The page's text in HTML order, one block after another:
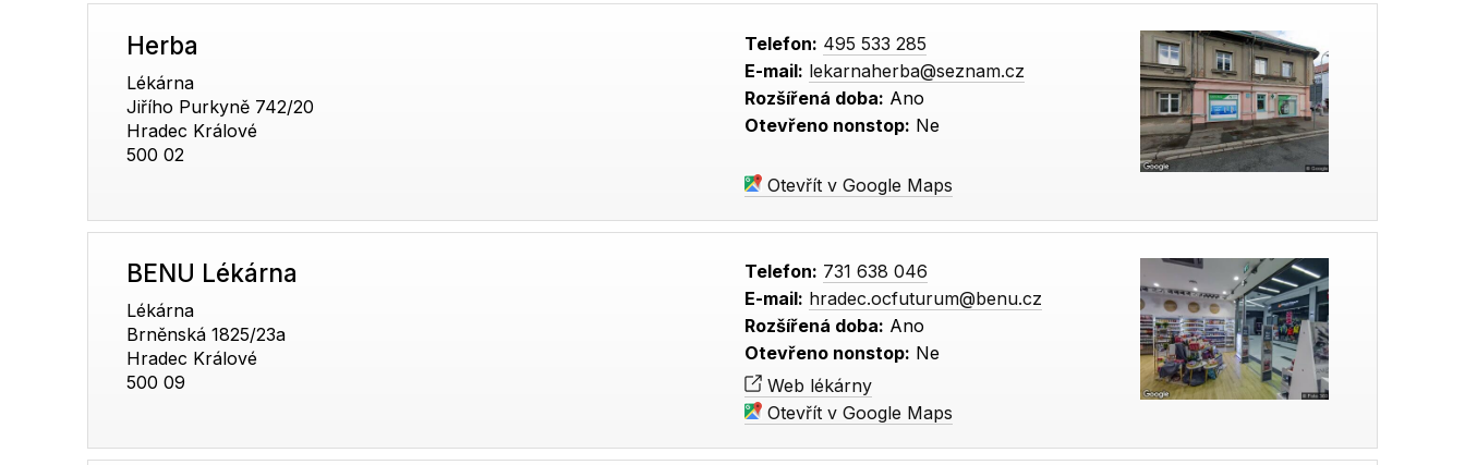
Herba
Lékárna
Jiřího Purkyně 742/20
Hradec Králové
500 02
Telefon: 495 533 285
E-mail: lekarnaherba@seznam.cz
Rozšířená doba: Ano
Otevřeno nonstop: Ne
Otevřít v Google Maps
BENU Lékárna
Lékárna
Brněnská 1825/23a
Hradec Králové
500 09
Telefon: 731 638 046
E-mail: hradec.ocfuturum@benu.cz
Rozšířená doba: Ano
Otevřeno nonstop: Ne
Web lékárny
Otevřít v Google Maps